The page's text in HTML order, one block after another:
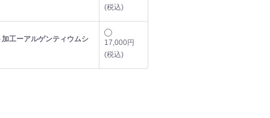
(税込)
工ーアルゲンティウムシ
17,000円
(税込)